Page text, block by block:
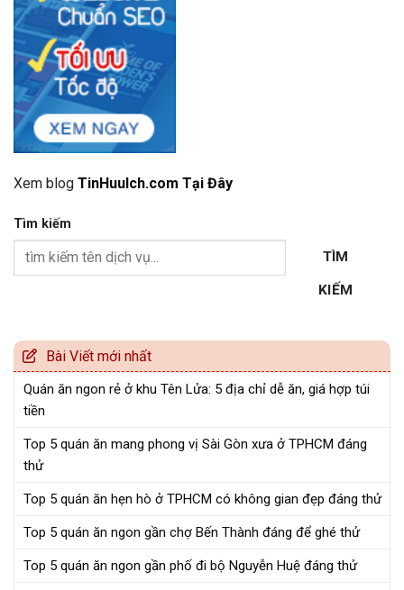
Xem blog TinHuuIch.com Tại Đây
Tìm kiếm
TÌM
KIẾM
Bài Viết mới nhất
Quán ăn ngon rẻ ở khu Tên Lửa: 5 địa chỉ dễ ăn, giá hợp túi
tiền
Top 5 quán ăn mang phong vị Sài Gòn xưa ở TPHCM đáng
thử
Top 5 quán ăn hẹn hò ở TPHCM có không gian đẹp đáng thử
Top 5 quán ăn ngon gần chợ Bến Thành đáng để ghé thử
Top 5 quán ăn ngon gần phố đi bộ Nguyễn Huệ đáng thử